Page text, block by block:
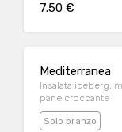
7.50 €
Mediterranea
Insalata iceberg,
pane croccante
Solo pranzo